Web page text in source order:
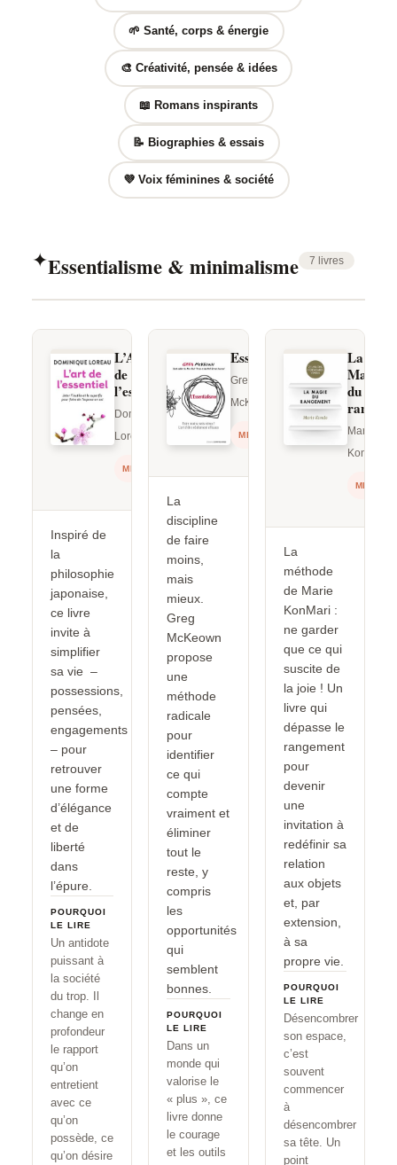
🌱 Santé, corps & énergie
🎨 Créativité, pensée & idées
📖 Romans inspirants
📝 Biographies & essais
💜 Voix féminines & société
✦Essentialisme & minimalisme 7 livres
L’Art
de
l’essentiel
Dominique
Loreau
MINIMALISME
Inspiré de
la
philosophie
japonaise,
ce livre
invite à
simplifier
sa vie –
possessions,
pensées,
engagements
– pour
retrouver
une forme
d’élégance
et de
liberté
dans
l’épure.
POURQUOI
LE LIRE
Un antidote
puissant à
la société
du trop. Il
change en
profondeur
le rapport
qu’on
entretient
avec ce
qu’on
possède, ce
qu’on désire
Essentialisme
Greg
McKeown
MINIMALISME
La
discipline
de faire
moins,
mais
mieux.
Greg
McKeown
propose
une
méthode
radicale
pour
identifier
ce qui
compte
vraiment et
éliminer
tout le
reste, y
compris
les
opportunités
qui
semblent
bonnes.
POURQUOI
LE LIRE
Dans un
monde qui
valorise le
« plus », ce
livre donne
le courage
et les outils
La
Magie
du
Marie
Kondo
La
méthode
de Marie
KonMari :
ne garder
que ce qui
suscite de
la joie ! Un
livre qui
dépasse le
rangement
pour
devenir
une
invitation à
redéfinir sa
relation
aux objets
et, par
extension,
à sa
propre vie.
POURQUOI
LE LIRE
Désencombrer
son espace,
c’est
souvent
commencer
à
désencombrer
sa tête. Un
point